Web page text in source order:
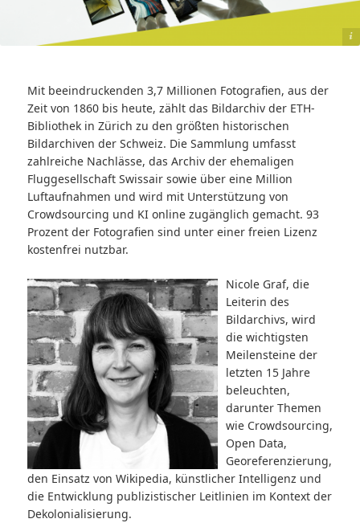
Mit beeindruckenden 3,7 Millionen Fotografien, aus der
Zeit von 1860 bis heute, zählt das Bildarchiv der ETH-
Bibliothek in Zürich zu den größten historischen
Bildarchiven der Schweiz. Die Sammlung umfasst
zahlreiche Nachlässe, das Archiv der ehemaligen
Fluggesellschaft Swissair sowie über eine Million
Luftaufnahmen und wird mit Unterstützung von
Crowdsourcing und KI online zugänglich gemacht. 93
Prozent der Fotografien sind unter einer freien Lizenz
kostenfrei nutzbar.
Nicole Graf, die
Leiterin des
Bildarchivs, wird
die wichtigsten
Meilensteine der
letzten 15 Jahre
beleuchten,
darunter Themen
wie Crowdsourcing,
Open Data,
Georeferenzierung,
den Einsatz von Wikipedia, künstlicher Intelligenz und
die Entwicklung publizistischer Leitlinien im Kontext der
Dekolonialisierung.